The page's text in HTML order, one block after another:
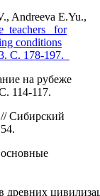
Andreeva E.Yu.,
teachers for
conditions
С. 178-197.
на рубеже
114-117.
Сибирский
древних